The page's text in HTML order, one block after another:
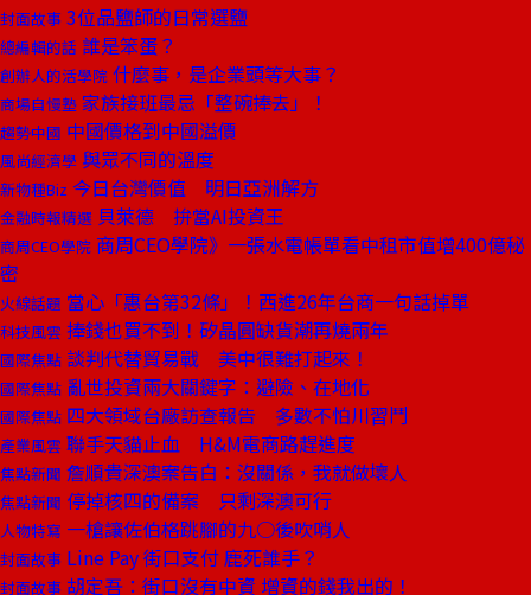
封面故事 3位品鹽師的日常選鹽
總編輯的話 誰是笨蛋？
創辦人的活學院 什麼事，是企業頭等大事？
商場自慢塾 家族接班最忌「整碗捧去」！
趨勢中國 中國價格到中國溢價
風尚經濟學 與眾不同的溫度
新物種Biz 今日台灣價值 明日亞洲解方
金融時報精選 貝萊德 拚當AI投資王
商周CEO學院 商周CEO學院》一張水電帳單看中租市值增400億秘
密
火線話題 當心「惠台第32條」！西進26年台商一句話掉單
科技風雲 捧錢也買不到！矽晶圓缺貨潮再燒兩年
國際焦點 談判代替貿易戰 美中很難打起來！
國際焦點 亂世投資兩大關鍵字：避險、在地化
國際焦點 四大領域台廠訪查報告 多數不怕川習鬥
產業風雲 聯手天貓止血 H&M電商路趕進度
焦點新聞 詹順貴深澳案告白：沒關係，我就做壞人
焦點新聞 停掉核四的備案 只剩深澳可行
人物特寫 一槍讓佐伯格跳腳的九○後吹哨人
封面故事 Line Pay 街口支付 鹿死誰手？
封面故事 胡定吾：街口沒有中資 增資的錢我出的！